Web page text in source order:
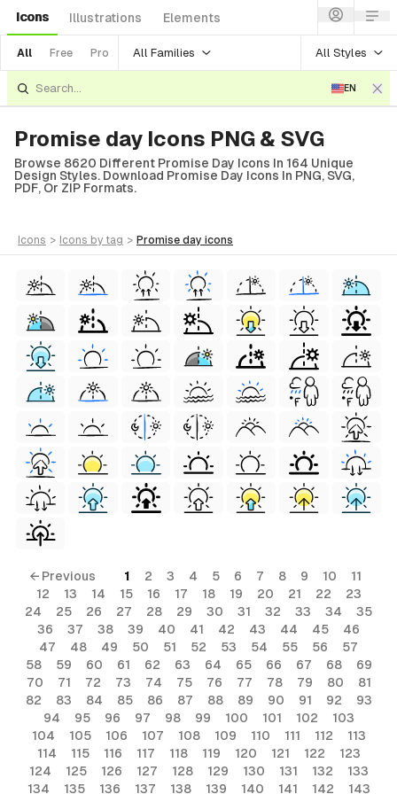
Icons Illustrations Elements
All Free Pro All Families All Styles
EN
Promise day Icons PNG & SVG
Browse 8620 Different Promise Day Icons In 164 Unique
Design Styles. Download Promise Day Icons In PNG, SVG,
PDF, Or ZIP Formats.
icons > icons by tag > promise day icons
← Previous 1 2 3 4 5 6 7 8 9 10
11
12
13 14 15 16 17 18 19 20 21 22
23
24
25 26 27 28 29 30 31 32 33 34
35
36
37 38 39 40 41 42 43 44 45
46
47
48 49 50 51 52 53 54 55 56
57
58
59 60 61 62 63 64 65 66 67 68
69
70
71 72 73 74 75 76 77 78 79 80
81
82
83 84 85 86 87 88 89 90 91 92
93
94
95 96 97 98 99 100 101 102
103
104
105 106 107 108 109 110 111 112
113
114
115 116 117 118 119 120 121 122
123
124
125 126 127 128 129 130 131 132
133
134
135 136 137 138 139 140 141 142 143